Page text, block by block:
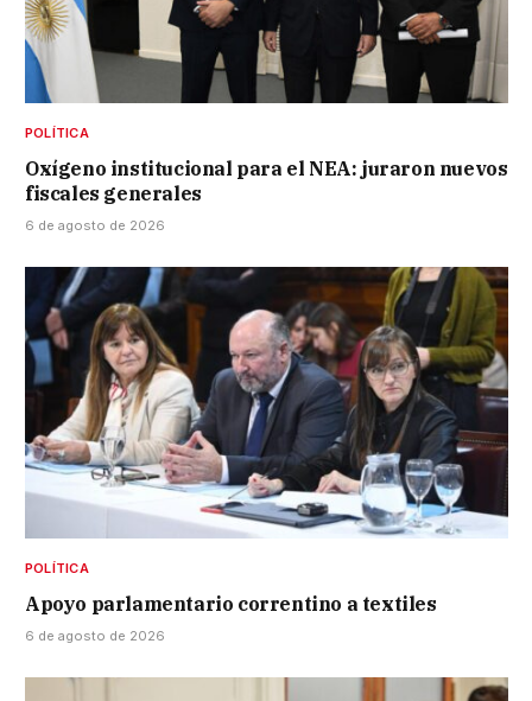
POLÍTICA
Oxígeno institucional para el NEA: juraron nuevos
fiscales generales
6 de agosto de 2026
POLÍTICA
Apoyo parlamentario correntino a textiles
6 de agosto de 2026